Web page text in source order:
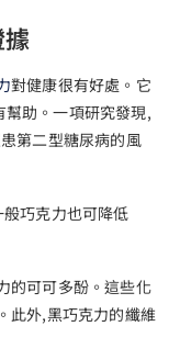
對健康很有好處。它
助。一項研究發現,
第二型糖尿病的風
巧克力也可降低
的可可多酚。這些化
此外,黑巧克力的纖維